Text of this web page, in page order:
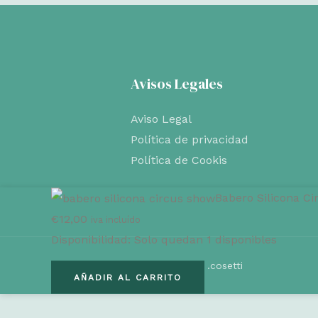
Avisos Legales
Aviso Legal
Política de privacidad
Política de Cookis
Copyright © 2026 . Powered by .cosetti
Babero Silicona
€12,00 iva incluído
Disponibilidad: Solo quedan 1 disponibles
Babero
Silicona
AÑADIR AL CARRITO